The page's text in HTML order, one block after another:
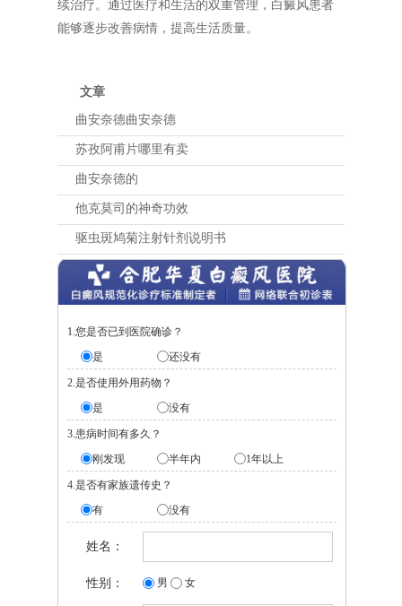
续治疗。通过医疗和生活的双重管理，白癜风患者
能够逐步改善病情，提高生活质量。
文章
曲安奈德曲安奈德
苏孜阿甫片哪里有卖
曲安奈德的
他克莫司的神奇功效
驱虫斑鸠菊注射针剂说明书
1.您是否已到医院确诊？
是
还没有
2.是否使用外用药物？
是
没有
3.患病时间有多久？
刚发现
半年内 1年以上
4.是否有家族遗传史？
有
没有
姓名：
性别： 男 女